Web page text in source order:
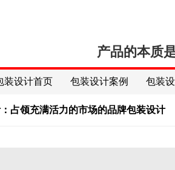
产品的本质
装设计首页 包装设计案例 包装
占领充满活力的市场的品牌包装设计